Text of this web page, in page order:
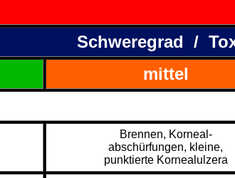
Schweregrad /
mittel
Brennen, Korneal-
abschürfungen, kleine,
punktierte Kornealulzera